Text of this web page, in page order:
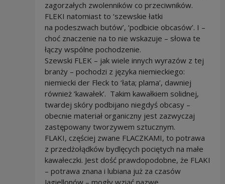
zagorzałych zwolenników co przeciwników.
FLEKI natomiast to ‘szewskie łatki
na podeszwach butów’, ‘podbicie obcasów’. I –
choć znaczenie na to nie wskazuje – słowa te
łączy wspólne pochodzenie.
Szewski FLEK – jak wiele innych wyrazów z tej
branży – pochodzi z języka niemieckiego:
niemiecki der Fleck to ‘łata; plama’, dawniej
również ‘kawałek’. Takim kawałkiem solidnej,
twardej skóry podbijano niegdyś obcasy –
obecnie materiał organiczny jest zazwyczaj
zastępowany tworzywem sztucznym.
FLAKI, częściej zwane FLACZKAMI, to potrawa
z przedżołądków bydlęcych pociętych na małe
kawałeczki. Jest dość prawdopodobne, że FLAKI
– potrawa znana i lubiana już za czasów
Jagiellonów – mogły wziąć nazwę